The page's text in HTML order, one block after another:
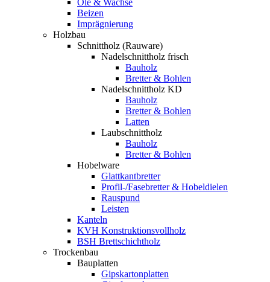
Öle & Wachse
Beizen
Imprägnierung
Holzbau
Schnittholz (Rauware)
Nadelschnittholz frisch
Bauholz
Bretter & Bohlen
Nadelschnittholz KD
Bauholz
Bretter & Bohlen
Latten
Laubschnittholz
Bauholz
Bretter & Bohlen
Hobelware
Glattkantbretter
Profil-/Fasebretter & Hobeldielen
Rauspund
Leisten
Kanteln
KVH Konstruktionsvollholz
BSH Brettschichtholz
Trockenbau
Bauplatten
Gipskartonplatten